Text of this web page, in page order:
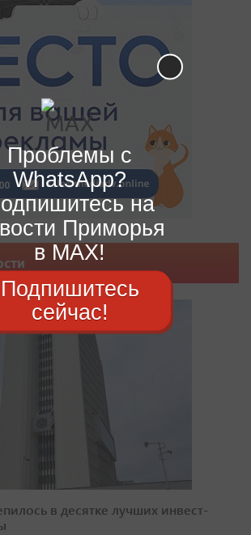
в десятке лучших инвест-
Проблемы с
WhatsApp?
на
Приморья
в MAX!
Подпишитесь
сейчас!